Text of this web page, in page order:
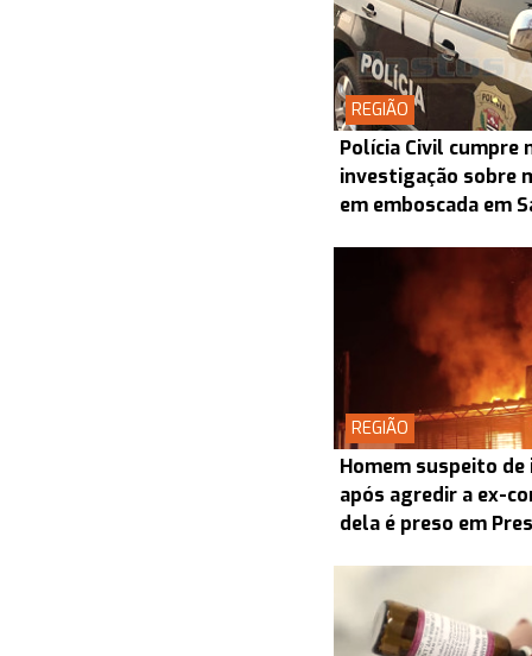
REGIÃO
Polícia Civil cumpre
investigação sobre
em emboscada em
REGIÃO
Homem suspeito de
após agredir a ex-
dela é preso em